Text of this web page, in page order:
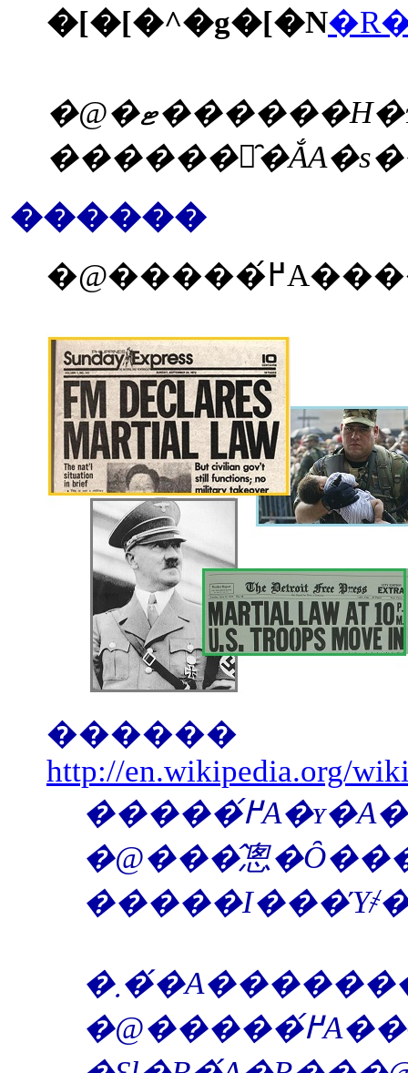
�[�[�^�g�[�N
�@�ޓ������H�ɂȂ�Ă��鎞�ɁA���֍s���āA�L���Ђ낢�����A�� ���Ɩ��C�Ȃ���؂�H�ׂ�悤�ɋ����Ȃ����A�ޓ��ً͈c�������A�s���������܂��B �ޓ��̐��{�ɂ́A�����̑I����������܂���B �����J�����e���́A��̉�����ł���A�����J�����e���́A�����߂��Î����܂��B
������
������
http://en.wikipedia.org/
�@�����߂́A��Ȏ��R�ЊQ�̏ꍇ�ɐ錾����邩������܂���G �Ƃ͂����A�قƂ�ǂ̍��X�́A�ً}���Ԑ錾�̂悤�ȁA�قȂ����@�I�ȍ\�������g�p���܂��B �T�^�I�ɁA�����߂��ۂ��邱�Ƃ́A��ԊO�o�֎~�߁A���@�A�s�����A�l�g�ی���̈ꎞ��~�A����і��Ԑl�ւ̌R�@�A�R���@��̓K�p�A�܂��͊g�����Ƃ��Ȃ��܂��B �� �����߂𖳎����閯